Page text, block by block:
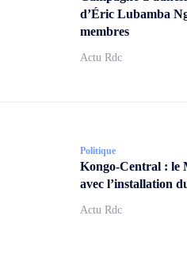
d’Éric Lubamba
membres
Actu Rdc
Politique
Kongo-Central : le
avec l’installation
Actu Rdc